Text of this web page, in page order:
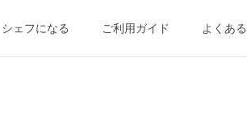
シェフになる ご利用ガイド よくあ